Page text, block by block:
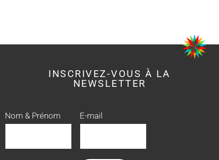
INSCRIVEZ-VOUS À LA
NEWSLETTER
Nom & Prénom E-mail